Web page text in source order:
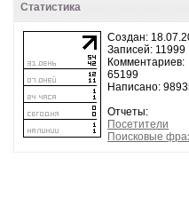
Статистика
Создан:
Записей: 11999
Комментариев:
65199
Написано:
Отчеты:
Посетители
Поисковые